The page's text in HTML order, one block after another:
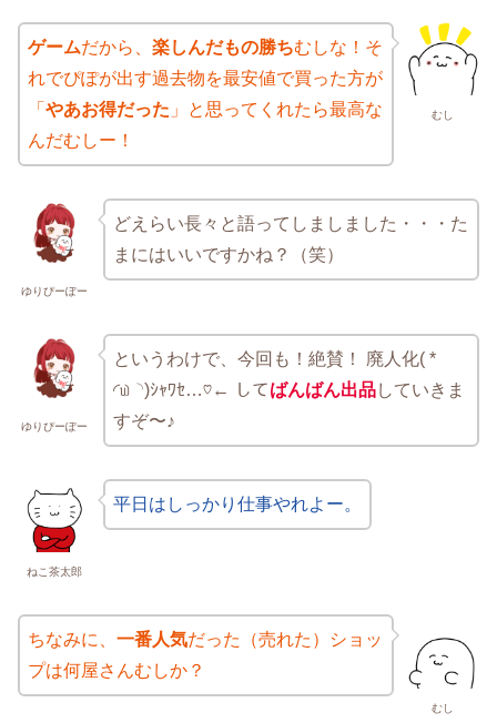
むし
ゲームだから、 楽しんだもの勝ちむしな！そ
れでぴぽが出す過去物を最安値で買った方が
「 やあお得だった 」と思ってくれたら最高な
んだむしー！
ゆりぴーぽー
どえらい長々と語ってしましました・・・た
まにはいいですかね？（笑）
ゆりぴーぽー
というわけで、今回も！絶賛！ 廃人化( *
◜௰◝)ｼｬﾜｾ…♡← してばんばん出品していきま
すぞ〜♪
ねこ茶太郎
平日はしっかり仕事やれよー。
むし
ちなみに、 一番人気だった（売れた）ショッ
プは何屋さんむしか？